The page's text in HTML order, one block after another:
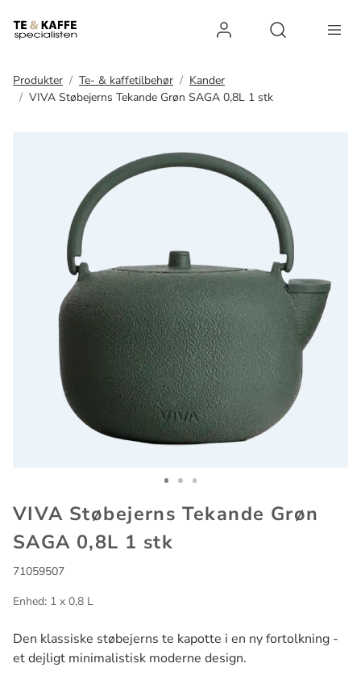
Log ind
Produkter Te- & kaffetilbehør
Kander
VIVA Støbejerns Tekande Grøn SAGA 0,8L 1 stk
VIVA Støbejerns Tekande Grøn
SAGA 0,8L 1 stk
71059507
Enhed: 1 x 0,8 L
Den klassiske støbejerns te kapotte i en ny fortolkning -
et dejligt minimalistisk moderne design.